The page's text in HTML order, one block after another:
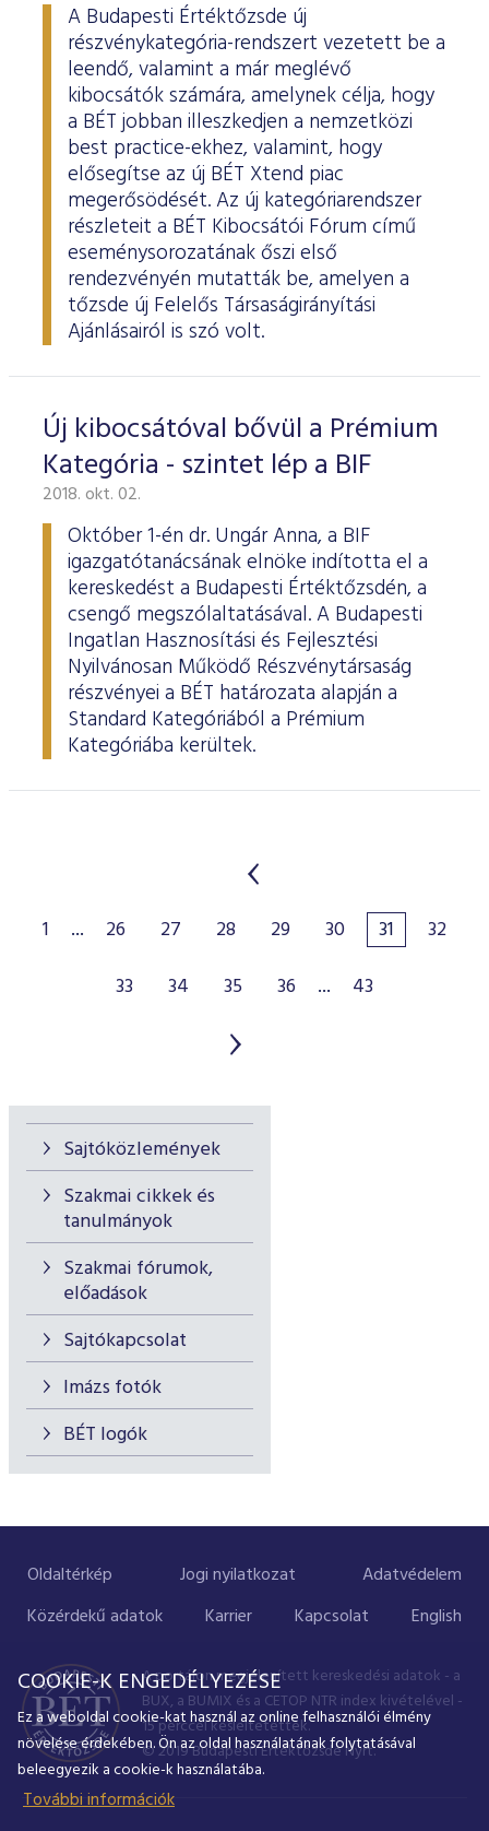
Sajtóközlemények
Szakmai cikkek és
tanulmányok
Szakmai fórumok,
előadások
Sajtókapcsolat
Imázs fotók
BÉT logók
A Budapesti Értéktőzsde új
részvénykategória-rendszert vezetett be a
leendő, valamint a már meglévő
kibocsátók számára, amelynek célja, hogy
a BÉT jobban illeszkedjen a nemzetközi
best practice-ekhez, valamint, hogy
elősegítse az új BÉT Xtend piac
megerősödését. Az új kategóriarendszer
részleteit a BÉT Kibocsátói Fórum című
eseménysorozatának őszi első
rendezvényén mutatták be, amelyen a
tőzsde új Felelős Társaságirányítási
Ajánlásairól is szó volt.
Új kibocsátóval bővül a Prémium
Kategória - szintet lép a BIF
2018. okt. 02.
Október 1-én dr. Ungár Anna, a BIF
igazgatótanácsának elnöke indította el a
kereskedést a Budapesti Értéktőzsdén, a
csengő megszólaltatásával. A Budapesti
Ingatlan Hasznosítási és Fejlesztési
Nyilvánosan Működő Részvénytársaság
részvényei a BÉT határozata alapján a
Standard Kategóriából a Prémium
Kategóriába kerültek.
1 ... 26 27 28 29 30 31
32
33
34 35 36 ... 43
Oldaltérkép Jogi nyilatkozat
Adatvédelem
Közérdekű adatok
Karrier Kapcsolat English
A portálon megjelenített kereskedési adatok - a
BUX, a BUMIX és a CETOP NTR index kivételével -
15 perccel késleltetettek.
© 2019 Budapesti Értéktőzsde Nyrt.
COOKIE-K ENGEDÉLYEZÉSE
Ez a weboldal cookie-kat használ az online felhasználói élmény
növelése érdekében. Ön az oldal használatának folytatásával
beleegyezik a cookie-k használatába.
További információk